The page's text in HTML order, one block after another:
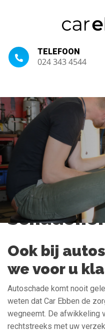
TELEFOON
024 343 4544
Ook bij
we voor u
Autoschade komt nooit
weten dat Car Ebben de
wegneemt. De afwikkeling
rechtstreeks met uw